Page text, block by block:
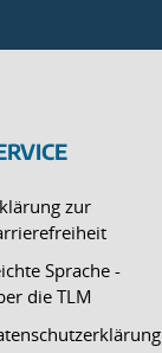
zur
Sprache -
die TLM